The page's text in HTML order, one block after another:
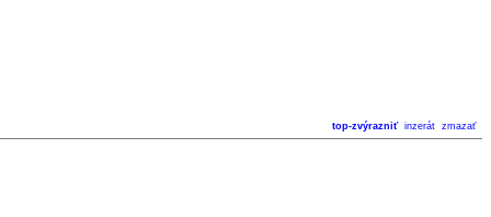
top-zvýrazniť inzerát zmazať